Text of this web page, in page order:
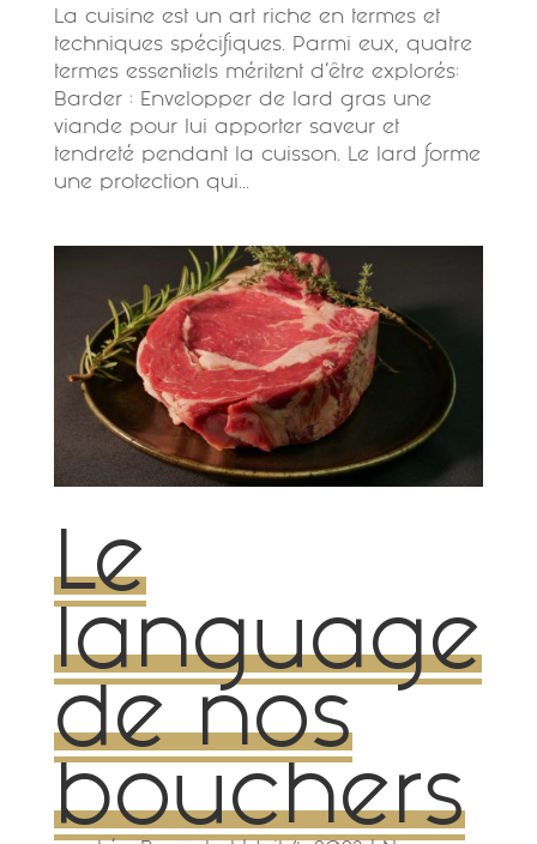
La cuisine est un art riche en termes et
techniques spécifiques. Parmi eux, quatre
termes essentiels méritent d’être explorés:
Barder : Envelopper de lard gras une
viande pour lui apporter saveur et
tendreté pendant la cuisson. Le lard forme
une protection qui...
Le
language
de nos
bouchers